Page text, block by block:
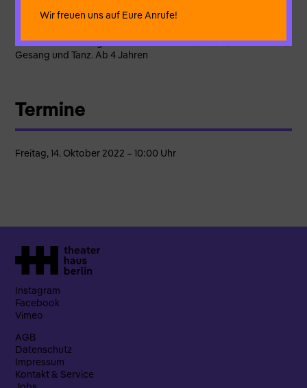
gefeiert. Dann fällt es ihm ein: „Remmidemmi, Ringelpiez,
Frosch werden eingeladen und erleben ein fröhliches Fest mit
Gesang und Tanz. Ab 4 Jahren
Termine
Freitag, 14. Oktober 2022 – 10:00 Uhr
Wir freuen uns auf Eure Anrufe!
Instagram
Facebook
Vimeo
AGB
Datenschutz
Impressum
Kontakt & Service